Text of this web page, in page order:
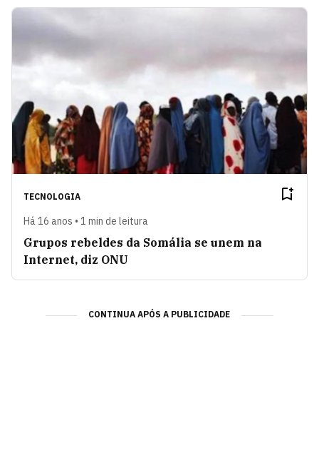
TECNOLOGIA
Há 16 anos • 1 min de leitura
Grupos rebeldes da Somália se unem na
Internet, diz ONU
CONTINUA APÓS A PUBLICIDADE